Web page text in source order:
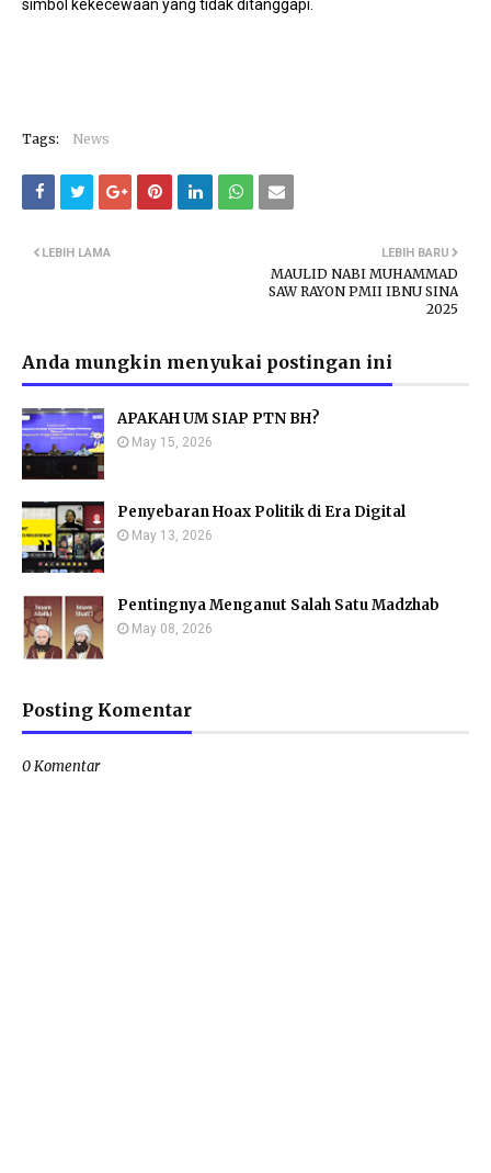
simbol kekecewaan yang tidak ditanggapi.
Tags: News
LEBIH BARU
MAULID NABI MUHAMMAD
SAW RAYON PMII IBNU SINA
2025
LEBIH LAMA
Anda mungkin menyukai postingan ini
APAKAH UM SIAP PTN BH?
May 15, 2026
Penyebaran Hoax Politik di Era Digital
May 13, 2026
Pentingnya Menganut Salah Satu Madzhab
May 08, 2026
Posting Komentar
0 Komentar